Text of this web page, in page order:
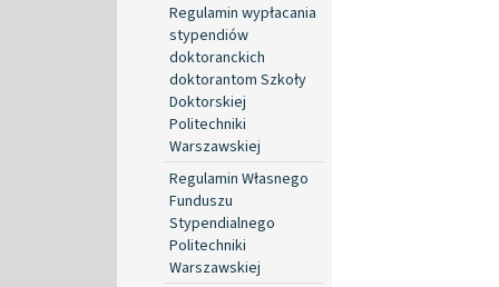
Regulamin wypłacania
stypendiów
doktoranckich
doktorantom Szkoły
Doktorskiej
Politechniki
Warszawskiej
Regulamin Własnego
Funduszu
Stypendialnego
Politechniki
Warszawskiej